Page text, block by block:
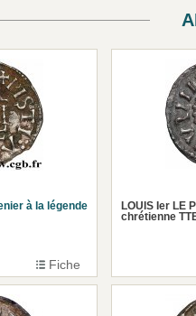
à la légende
Fiche
LOUIS Ier LE
chrétienne